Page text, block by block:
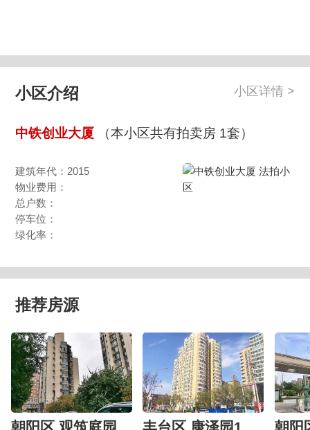
小区介绍 小区详情 >
中铁创业大厦 （本小区共有拍卖房 1套）
建筑年代：2015
物业费用：
总户数：
停车位：
绿化率：
推荐房源